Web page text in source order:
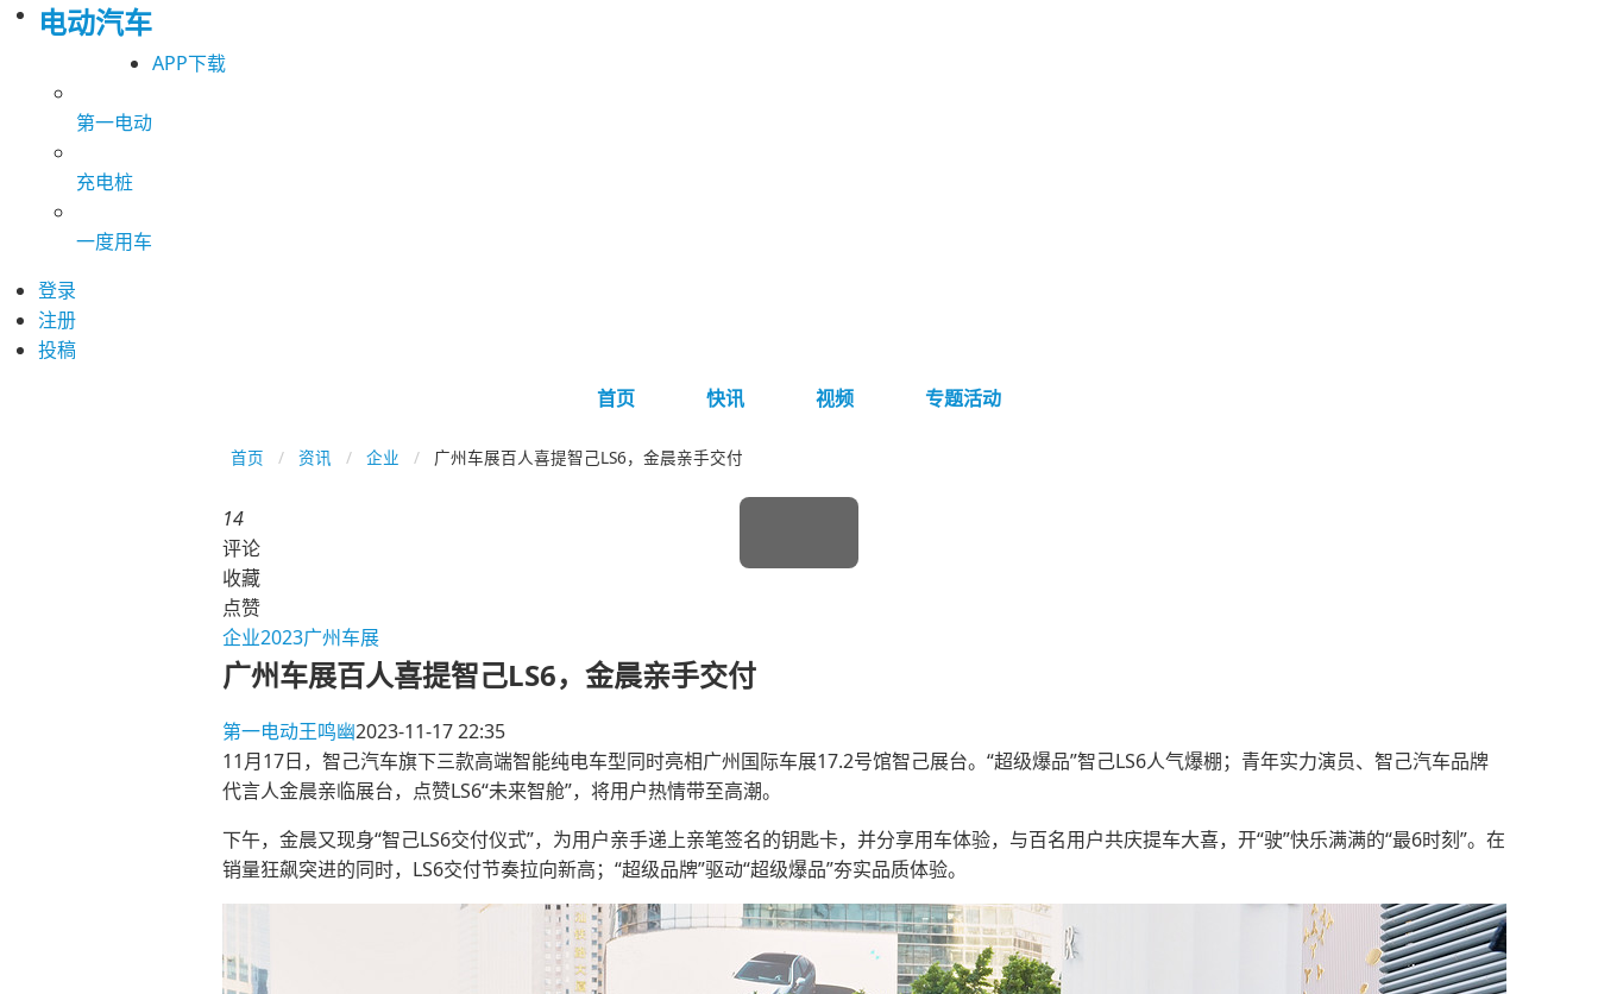
电动汽车
APP下载
第一电动
充电桩
一度用车
登录
注册
投稿
首页
快讯 视频 专题活动
首页 资讯 企业 广州车展百人喜提智己LS6，金晨亲手交付
14
评论
收藏
点赞
企业2023广州车展
广州车展百人喜提智己LS6，金晨亲手交付
第一电动王鸣幽2023-11-17 22:35
11月17日，智己汽车旗下三款高端智能纯电车型同时亮相广州国际车展17.2号馆智己展台。“超级爆品”智己LS6人气爆棚；青年实力演员、智己汽车品牌
代言人金晨亲临展台，点赞LS6“未来智舱”，将用户热情带至高潮。
下午，金晨又现身“智己LS6交付仪式”，为用户亲手递上亲笔签名的钥匙卡，并分享用车体验，与百名用户共庆提车大喜，开“驶”快乐满满的“最6时刻”。在
销量狂飙突进的同时，LS6交付节奏拉向新高；“超级品牌”驱动“超级爆品”夯实品质体验。